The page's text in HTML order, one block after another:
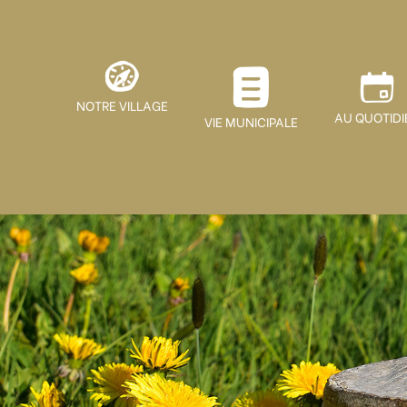
NOTRE VILLAGE
VIE MUNICIPALE
AU